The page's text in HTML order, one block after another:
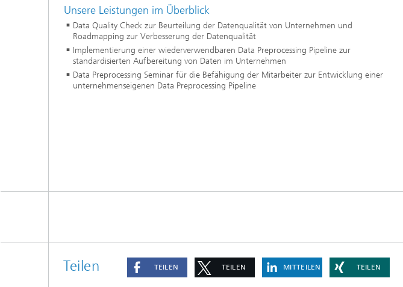
Unsere Leistungen im Überblick
Data Quality Check zur Beurteilung der Datenqualität von Unternehmen und
Roadmapping zur Verbesserung der Datenqualität
Implementierung einer wiederverwendbaren Data Preprocessing Pipeline zur
standardisierten Aufbereitung von Daten im Unternehmen
Data Preprocessing Seminar für die Befähigung der Mitarbeiter zur Entwicklung einer
unternehmenseigenen Data Preprocessing Pipeline
Teilen TEILEN TEILEN MITTEILEN TEILEN